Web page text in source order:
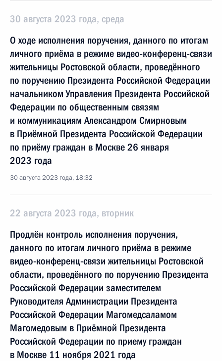
30 августа 2023 года, среда
О ходе исполнения поручения, данного по итогам
личного приёма в режиме видео-конференц-связи
жительницы Ростовской области, проведённого
по поручению Президента Российской Федерации
начальником Управления Президента Российской
Федерации по общественным связям
и коммуникациям Александром Смирновым
в Приёмной Президента Российской Федерации
по приёму граждан в Москве 26 января
2023 года
30 августа 2023 года, 18:32
22 августа 2023 года, вторник
Продлён контроль исполнения поручения,
данного по итогам личного приёма в режиме
видео-конференц-связи жительницы Ростовской
области, проведённого по поручению Президента
Российской Федерации заместителем
Руководителя Администрации Президента
Российской Федерации Магомедсаламом
Магомедовым в Приёмной Президента
Российской Федерации по приему граждан
в Москве 11 ноября 2021 года